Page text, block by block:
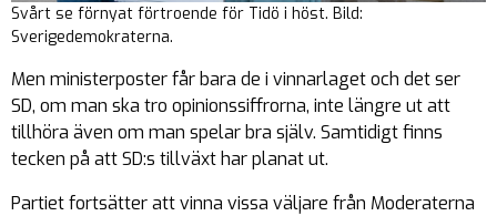
Svårt se förnyat förtroende för Tidö i höst. Bild:
Sverigedemokraterna.
Men ministerposter får bara de i vinnarlaget och det ser
SD, om man ska tro opinionssiffrorna, inte längre ut att
tillhöra även om man spelar bra själv. Samtidigt finns
tecken på att SD:s tillväxt har planat ut.
Partiet fortsätter att vinna vissa väljare från Moderaterna